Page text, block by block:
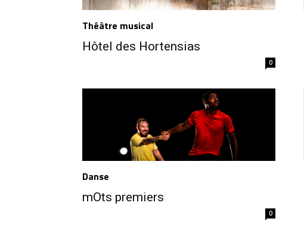
Théâtre musical
Hôtel des Hortensias
0
Danse
mOts premiers
0